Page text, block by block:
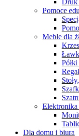
Druk
Pomoce
Meble dla
Elektronika
Dla domu i biura